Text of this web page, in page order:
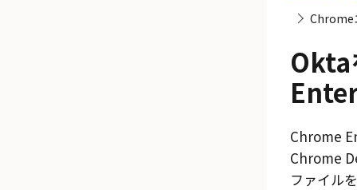
Chrome
Chrome
Chrome
ファイル